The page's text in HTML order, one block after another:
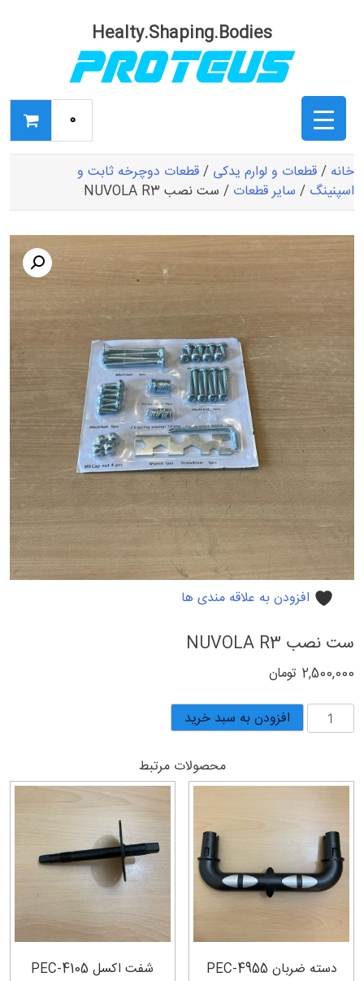
Healty.Shaping.Bodies
0
خانه /قطعات و لوارم یدکی /قطعات دوچرخه ثابت و
اسپنینگ / سایر قطعات / ست نصب NUVOLA R3
افزودن به علاقه مندی ها
ست نصب NUVOLA R3
2,500,000 تومان
ست
نصب
عدد
افزودن به سبد خرید
محصولات مرتبط
دسته ضربان PEC-4955 شفت اکسل PEC-4105